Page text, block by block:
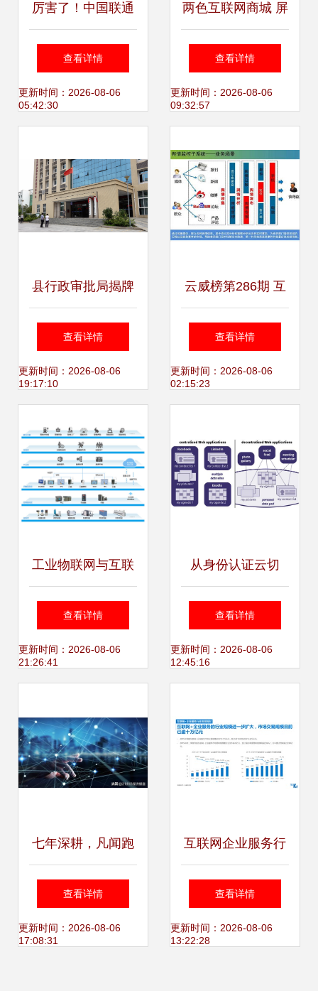
厉害了！中国联通
金融大数据产品竟
然这么强！
查看详情
更新时间：2026-08-06
05:42:30
两色互联网商城 屏
幕数据图标的创新
设计与数据服务赋
查看详情
更新时间：2026-08-06
09:32:57
县行政审批局揭牌
成立，开启“互联网
+数据服务”新篇章
查看详情
更新时间：2026-08-06
19:17:10
云威榜第286期 互
联网数据服务赋能
智慧食药，大数据
查看详情
更新时间：2026-08-06
02:15:23
工业物联网与互联
网数据服务 共筑智
能制造的基石
查看详情
更新时间：2026-08-06
21:26:41
从身份认证云切
入，蒸汽记忆欲助
C端重掌数据使用
查看详情
更新时间：2026-08-06
12:45:16
七年深耕，凡闻跑
通数据内容生态链
撬动互联网数据服
查看详情
更新时间：2026-08-06
17:08:31
互联网企业服务行
业 云与数据的融合
革命
查看详情
更新时间：2026-08-06
13:22:28